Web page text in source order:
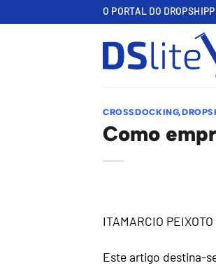
to
O PORTAL DO
CROSSDOCKING,
Como
ITAMARCIO
Este artigo destina-